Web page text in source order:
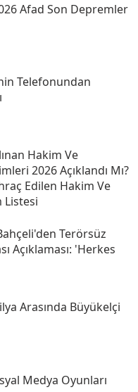
Afad Son Depremler
Telefonundan
Hakim Ve
2026 Açıklandı Mı?
Edilen Hakim Ve
Listesi
Terörsüz
Açıklaması: 'herkes
Arasında Büyükelçi
Medya Oyunları